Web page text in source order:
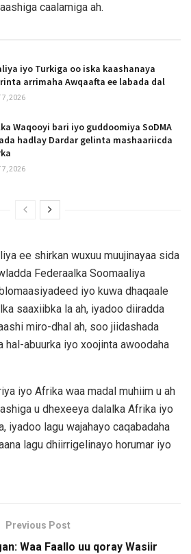
caalamiga ah.
iyo Turkiga oo iska kaashanaya
arrimaha Awqaafta ee labada dal
7, 2026
Waqooyi bari iyo guddoomiya SoDMA
hadlay Dardar gelinta mashaariicda
7, 2026
ee shirkan wuxuu muujinayaa sida
Federaalka Soomaaliya
iyo kuwa dhaqaale
saaxiibka la ah, iyadoo diiradda
miro-dhal ah, soo jiidashada
hal-abuurka iyo xoojinta awoodaha
iyo Afrika waa madal muhiim u ah
u dhexeeya dalalka Afrika iyo
iyadoo lagu wajahayo caqabadaha
lagu dhiirrigelinayo horumar iyo
Previous Post
Waa Faallo uu qoray Wasiir